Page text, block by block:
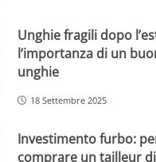
Unghie fragili dopo
l’importanza di un
unghie
18 Settembre 2025
Investimento furbo:
comprare un tailleur